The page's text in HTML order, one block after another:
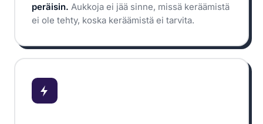
peräisin. Aukkoja ei jää sinne, missä keräämistä
ei ole tehty, koska keräämistä ei tarvita.